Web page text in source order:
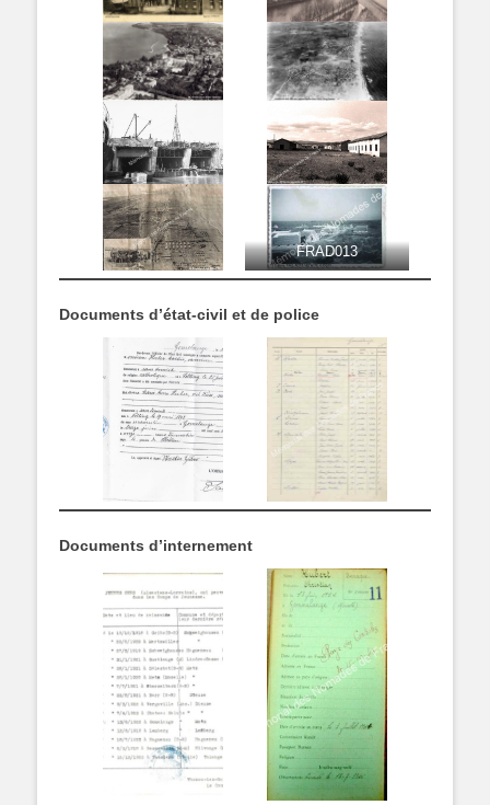
FRAD013
Documents d’état-civil et de police
Documents d’internement